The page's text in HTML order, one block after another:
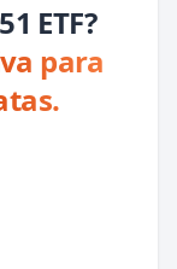
ETF?
para